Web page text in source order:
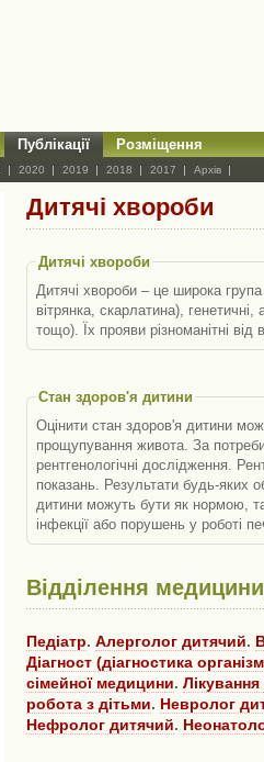
Публікації Розміщення
2020 2019 2018 2017 Архів
Дитячі хвороби
Дитячі хвороби
Дитячі хвороби – це широка
вітрянка, скарлатина),
тощо). Їх прояви різноманітні
Стан здоров'я дитини
Оцінити стан здоров'я дитини
прощупування живота. За потреби
рентгенологічні дослідження.
показань. Результати будь-яких обстежень лікар розшифровує та зіставляє зі скаргами. Наприклад, підвищені тромбоцити у
дитини можуть бути як нормою,
інфекції або порушень у роботі
Відділення
Педіатр. Алерголог дитячий.
Діагност (діагностика
сімейної медицини. Лікування
робота з дітьми. Невролог
Нефролог дитячий.